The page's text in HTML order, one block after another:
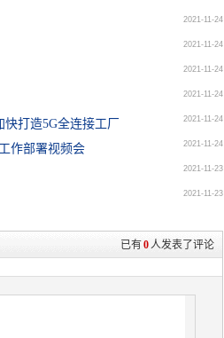
2021-11-24
2021-11-24
2021-11-24
2021-11-24
打造5G全连接工厂 2021-11-24
作部署视频会 2021-11-24
2021-11-23
2021-11-23
已有0人发表了评论